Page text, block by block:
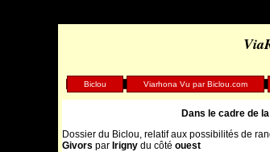
Biclou Viarhona Vu par Biclou.com
Dans le cadre de
Dossier du Biclou, relatif aux possibilités de
Givors par Irigny du côté ouest